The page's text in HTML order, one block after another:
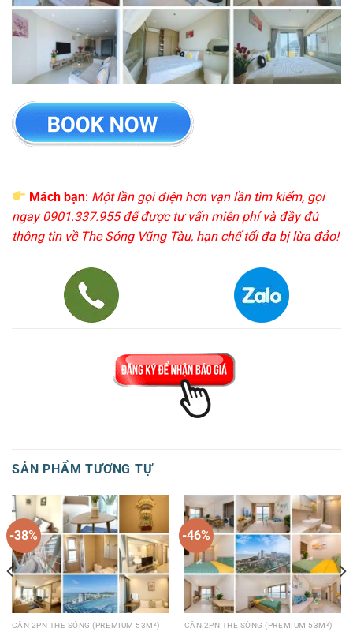
Mách bạn: Một lần gọi điện hơn vạn lần tìm kiếm, gọi
ngay 0901.337.955 để được tư vấn miễn phí và đầy đủ
thông tin về The Sóng Vũng Tàu, hạn chế tối đa bị lừa đảo!
SẢN PHẨM TƯƠNG TỰ
-38%
CĂN 2PN THE SÓNG (PREMIUM 53M²)
-46%
CĂN 2PN THE SÓNG (PREMIUM 53M²)